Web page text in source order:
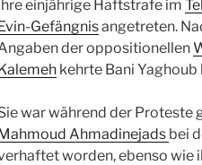
n
p k
m
a
e
ie
n
dl
y
einjährige Haftstrafe im
Evin-Gefängnisangetreten.
der oppositionellen
Kalemeh kehrte Bani
war während der Proteste
Mahmoud Ahmadinejads bei
worden, ebenso wie